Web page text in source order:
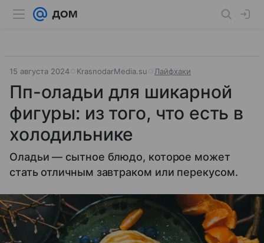
15 августа 2024 KrasnodarMedia.su Лайфхаки
Пп-оладьи для шикарной
фигуры: из того, что есть в
холодильнике
Оладьи — сытное блюдо, которое может
стать отличным завтраком или перекусом.